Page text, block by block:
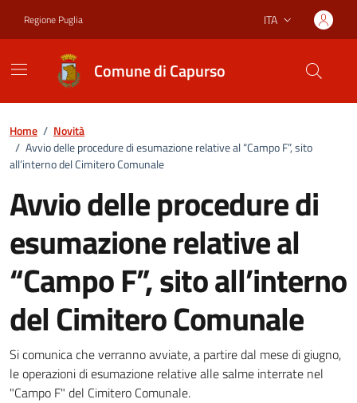
Regione Puglia Lingua attiva:
ITA
Comune di Capurso
Home / Novità
/ Avvio delle procedure di esumazione relative al “Campo F”, sito
all’interno del Cimitero Comunale
Avvio delle procedure di
esumazione relative al
“Campo F”, sito all’interno
del Cimitero Comunale
Dettagli della notizia
Si comunica che verranno avviate, a partire dal mese di giugno,
le operazioni di esumazione relative alle salme interrate nel
"Campo F" del Cimitero Comunale.